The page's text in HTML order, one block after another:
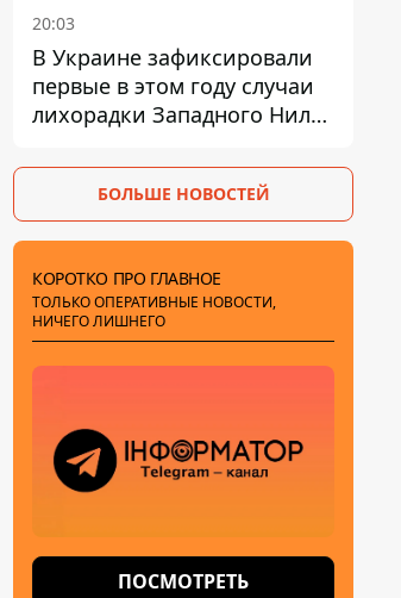
20:03
В Украине зафиксировали
первые в этом году случаи
лихорадки Западного Нила:
после укусов комаров
БОЛЬШЕ НОВОСТЕЙ
КОРОТКО ПРО ГЛАВНОЕ
ТОЛЬКО ОПЕРАТИВНЫЕ НОВОСТИ,
НИЧЕГО ЛИШНЕГО
ПОСМОТРЕТЬ